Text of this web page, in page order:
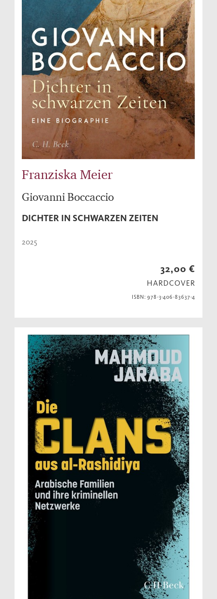
Franziska Meier
Giovanni Boccaccio
DICHTER IN SCHWARZEN ZEITEN
2025
32,00 €
HARDCOVER
ISBN: 978-3-406-83637-4